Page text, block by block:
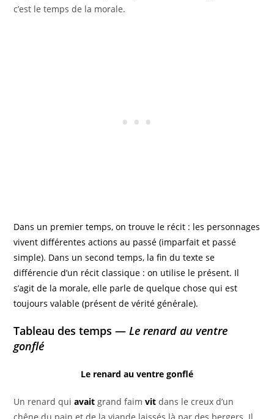
c’est le temps de la morale.
Dans un premier temps, on trouve le récit : les personnages
vivent différentes actions au passé (imparfait et passé
simple). Dans un second temps, la fin du texte se
différencie d’un récit classique : on utilise le présent. Il
s’agit de la morale, elle parle de quelque chose qui est
toujours valable (présent de vérité générale).
Tableau des temps — Le renard au ventre
gonflé
Le renard au ventre gonflé
Un renard quiavait grand faimvit dans le creux d’un
chêne du pain et de la viande laissés là par des bergers. Il